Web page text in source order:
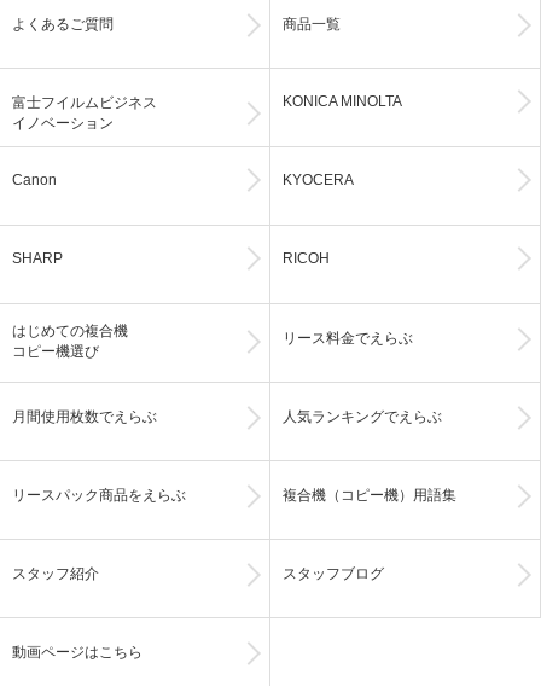
よくあるご質問 商品一覧
富士フイルムビジネス
イノベーション
KONICA MINOLTA
Canon KYOCERA
SHARP RICOH
はじめての複合機
コピー機選び
リース料金でえらぶ
月間使用枚数でえらぶ 人気ランキングでえらぶ
リースパック商品をえらぶ 複合機（コピー機）用語集
スタッフ紹介 スタッフブログ
動画ページはこちら